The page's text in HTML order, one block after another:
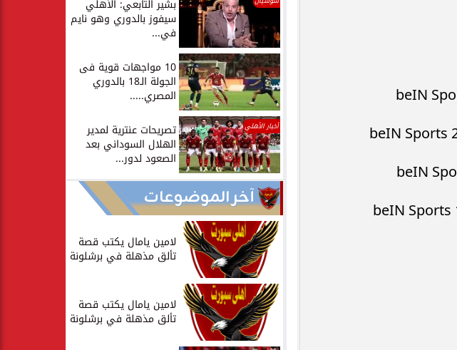
بشير التابعي: الأهلي
سيفوز بالدوري وهو نايم
في...
10 مواجهات قوية فى
الجولة الـ18 بالدوري
المصري.....
أخبار الأهلي تصريحات عنترية لمدير
الهلال السوداني بعد
الصعود لدور...
آخر الموضوعات
لامين يامال يكتب قصة
تألق مذهلة في برشلونة
لامين يامال يكتب قصة
تألق مذهلة في برشلونة